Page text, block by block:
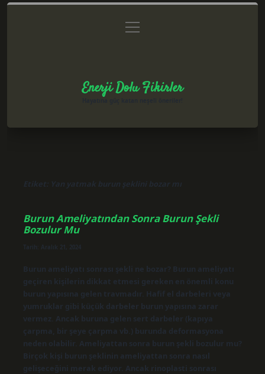
Gizlilik Politikası
menüyü
aç
Enerji Dolu Fikirler
Etiket: Yan yatmak burun şeklini bozar mı
Burun Ameliyatından Sonra Burun Şekli
Bozulur Mu
Tarih: Aralık 21, 2024
Burun ameliyatı sonrası şekli ne bozar? Burun ameliyatı
geçiren kişilerin dikkat etmesi gereken en önemli konu
burun yapısına gelen travmadır. Hafif el darbeleri veya
yumruklar gibi küçük darbeler burun yapısına zarar
vermez. Ancak buruna gelen sert darbeler (kapıya
çarpma, bir şeye çarpma vb.) burunda deformasyona
neden olabilir. Ameliyattan sonra burun şekli bozulur mu?
Birçok kişi burun şeklinin ameliyattan sonra nasıl
gelişeceğini merak ediyor. Ancak rinoplasti sonrası